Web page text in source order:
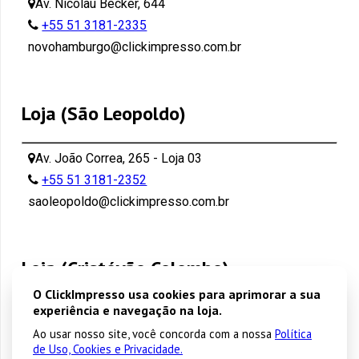
Av. Nicolau Becker, 644
+55 51 3181-2335
novohamburgo@clickimpresso.com.br
Loja (São Leopoldo)
Av. João Correa, 265 - Loja 03
+55 51 3181-2352
saoleopoldo@clickimpresso.com.br
Loja (Cristóvão Colombo)
Cristóvão Colombo 2572 - Porto Alegre
+55 51 3181-2344
cristovao@clickimpresso.com.br
O ClickImpresso usa cookies para aprimorar a sua
experiência e navegação na loja.
Ao usar nosso site, você concorda com a nossa Política
de Uso, Cookies e Privacidade.